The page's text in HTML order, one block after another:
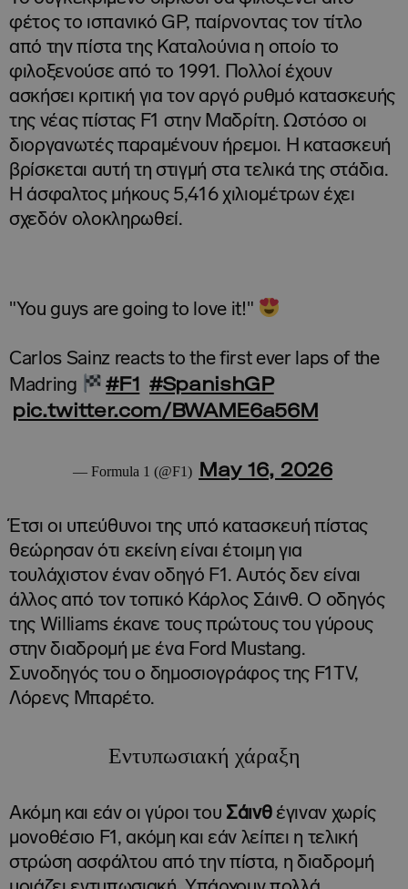
φέτος το ισπανικό GP, παίρνοντας τον τίτλο
από την πίστα της Καταλούνια η οποίο το
φιλοξενούσε από το 1991. Πολλοί έχουν
ασκήσει κριτική για τον αργό ρυθμό κατασκευής
της νέας πίστας F1 στην Μαδρίτη. Ωστόσο οι
διοργανωτές παραμένουν ήρεμοι. Η κατασκευή
βρίσκεται αυτή τη στιγμή στα τελικά της στάδια.
Η άσφαλτος μήκους 5,416 χιλιομέτρων έχει
σχεδόν ολοκληρωθεί.
"You guys are going to love it!"
Carlos Sainz reacts to the first ever laps of the
Madring
#F1 #SpanishGP
pic.twitter.com/BWAME6a56M
— Formula 1 (@F1) May 16, 2026
Έτσι οι υπεύθυνοι της υπό κατασκευή πίστας
θεώρησαν ότι εκείνη είναι έτοιμη για
τουλάχιστον έναν οδηγό F1. Αυτός δεν είναι
άλλος από τον τοπικό Κάρλος Σάινθ. Ο οδηγός
της Williams έκανε τους πρώτους του γύρους
στην διαδρομή με ένα Ford Mustang.
Συνοδηγός του ο δημοσιογράφος της F1TV,
Λόρενς Μπαρέτο.
Εντυπωσιακή χάραξη
Ακόμη και εάν οι γύροι του Σάινθέγιναν χωρίς
μονοθέσιο F1, ακόμη και εάν λείπει η τελική
στρώση ασφάλτου από την πίστα, η διαδρομή